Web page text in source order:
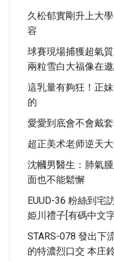
久松郁實剛升上大
容
球賽現場捕獲超氣
兩粒雪白大福像在
這乳量有夠狂！正
的
愛愛到底會不會戴
超正美术老师逆天
沈幗男醫生：肺氣
面也不能鬆懈
EUUD-36 粉絲到宅
姫川禮子[有碼中文
STARS-078 發出下
的特濃烈口交 本庄